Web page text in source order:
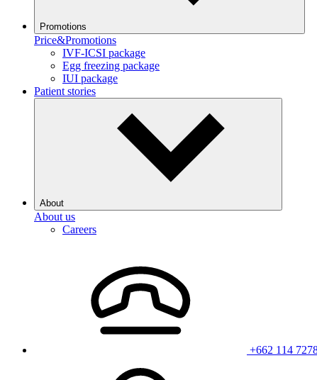
Promotions
Price&Promotions
IVF-ICSI package
Egg freezing package
IUI package
Patient stories
About
About us
Careers
+662 114